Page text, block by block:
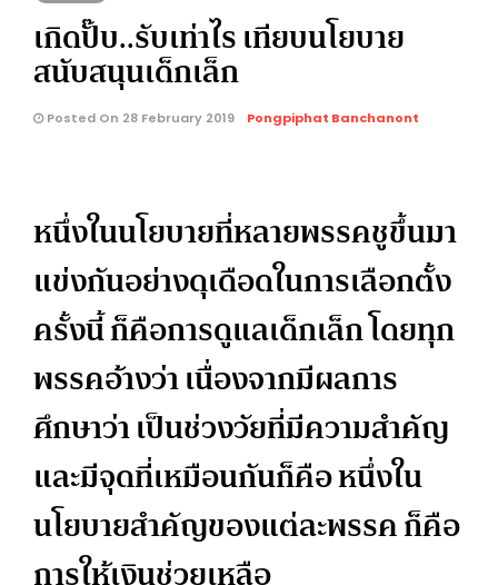
เกิดปั๊บ..รับเท่าไร เทียบนโยบาย
สนับสนุนเด็กเล็ก
Posted On 28 February 2019 Pongpiphat Banchanont
หนึ่งในนโยบายที่หลายพรรคชูขึ้นมา
แข่งกันอย่างดุเดือดในการเลือกตั้ง
ครั้งนี้ ก็คือการดูแลเด็กเล็ก โดยทุก
พรรคอ้างว่า เนื่องจากมีผลการ
ศึกษาว่า เป็นช่วงวัยที่มีความสำคัญ
และมีจุดที่เหมือนกันก็คือ หนึ่งใน
นโยบายสำคัญของแต่ละพรรค ก็คือ
การให้เงินช่วยเหลือ